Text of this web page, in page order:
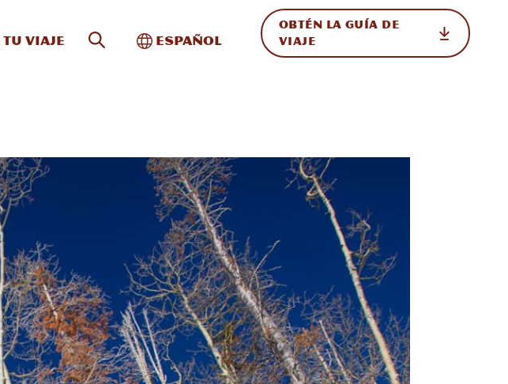
viaje Búsqueda en el sitio
Alternar Internacional
Español
OBTÉN LA GUÍA DE
VIAJE